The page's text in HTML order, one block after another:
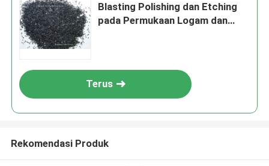
Blasting Polishing dan Etching
pada Permukaan Logam dan
Terus
Rekomendasi Produk